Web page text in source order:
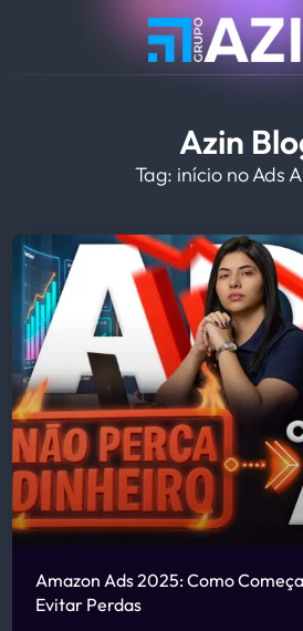
Azin
Tag: início no Ads
Amazon Ads 2025: Como
Evitar Perdas